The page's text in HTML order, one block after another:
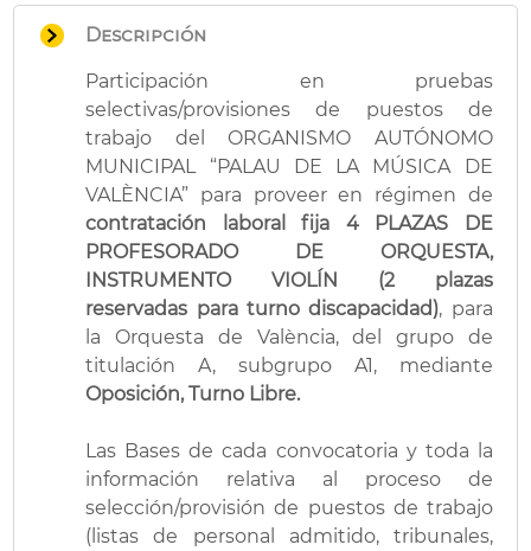
Descripción
Participación en pruebas
selectivas/provisiones de puestos de
trabajo del ORGANISMO AUTÓNOMO
MUNICIPAL “PALAU DE LA MÚSICA DE
VALÈNCIA” para proveer en régimen de
contratación laboral fija 4PLAZAS DE
PROFESORADO DE ORQUESTA,
INSTRUMENTO VIOLÍN (2 plazas
reservadas para turno discapacidad), para
la Orquesta de València, del grupo de
titulación A, subgrupo A1, mediante
Oposición, Turno Libre.
Las Bases de cada convocatoria y toda la
información relativa al proceso de
selección/provisión de puestos de trabajo
(listas de personal admitido, tribunales,